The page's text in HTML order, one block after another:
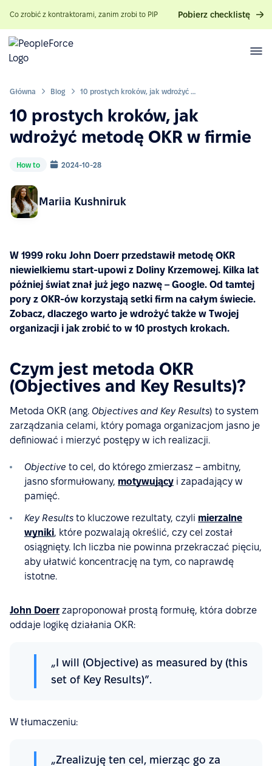
Co zrobić z kontraktorami, zanim zrobi to PIP Pobierz checklistę
Główna Blog 10 prostych kroków, jak wdrożyć metodę OKR w firmie
10 prostych kroków, jak
wdrożyć metodę OKR w firmie
How to 2024-10-28
Mariia Kushniruk
W 1999 roku John Doerr przedstawił metodę OKR
niewielkiemu start-upowi z Doliny Krzemowej. Kilka lat
później świat znał już jego nazwę – Google. Od tamtej
pory z OKR-ów korzystają setki firm na całym świecie.
Zobacz, dlaczego warto je wdrożyć także w Twojej
organizacji i jak zrobić to w 10 prostych krokach.
Czym jest metoda OKR
(Objectives and Key Results)?
Metoda OKR (ang. Objectives and Key Results) to system
zarządzania celami, który pomaga organizacjom jasno je
definiować i mierzyć postępy w ich realizacji.
Objective to cel, do którego zmierzasz – ambitny,
jasno sformułowany, motywujący i zapadający w
pamięć.
Key Results to kluczowe rezultaty, czyli mierzalne
wyniki, które pozwalają określić, czy cel został
osiągnięty. Ich liczba nie powinna przekraczać pięciu,
aby ułatwić koncentrację na tym, co naprawdę
istotne.
John Doerr zaproponował prostą formułę, która dobrze
oddaje logikę działania OKR:
„I will (Objective) as measured by (this
set of Key Results)”.
W tłumaczeniu:
„Zrealizuję ten cel, mierząc go za